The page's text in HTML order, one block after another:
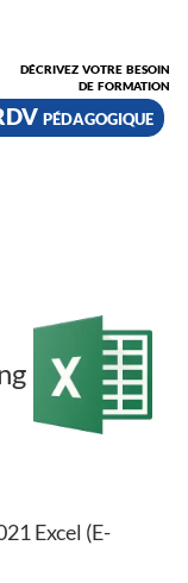
décrivez votre besoin
de formation
pédagogique
Excel (E-